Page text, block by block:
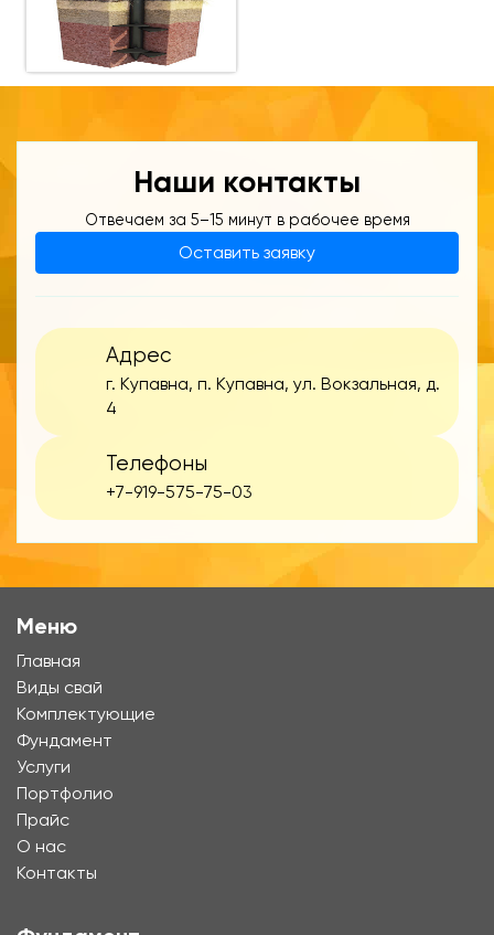
Наши контакты
Отвечаем за 5–15 минут в рабочее время
Оставить заявку
Адрес
г. Купавна, п. Купавна, ул. Вокзальная, д.
4
Телефоны
+7-919-575-75-03
Меню
Главная
Виды свай
Комплектующие
Фундамент
Услуги
Портфолио
Прайс
О нас
Контакты